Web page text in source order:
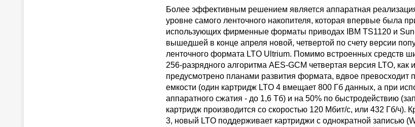
Более эффективным решением является аппаратная
уровне самого ленточного накопителя, которая впервые была
использующих фирменные форматы приводах IBM TS1120 и Sun
вышедшей в конце апреля новой, четвертой по счету версии
ленточного формата LTO Ultrium. Помимо встроенных средств
256-разрядного алгоритма AES-GCM четвертая версия LTO, как
предусмотрено планами развития формата, вдвое превосходит
емкости (один картридж LTO 4 вмещает 800 Гб данных, а при
аппаратного сжатия - до 1,6 Тб) и на 50% по быстродействию
картридж производится со скоростью 120 Мбит/с, или 432 Гб/ч).
3, новый LTO поддерживает картриджи с однократной записью